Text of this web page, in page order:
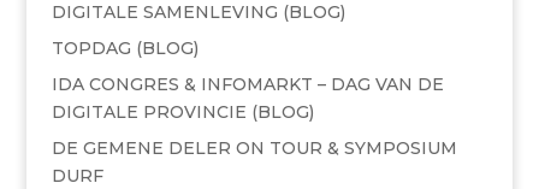
DIGITALE SAMENLEVING (BLOG)
TOPDAG (BLOG)
IDA CONGRES & INFOMARKT – DAG VAN DE
DIGITALE PROVINCIE (BLOG)
DE GEMENE DELER ON TOUR & SYMPOSIUM
DURF